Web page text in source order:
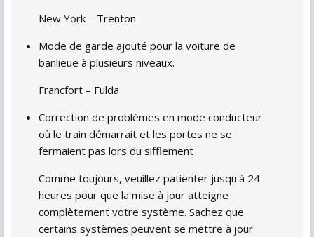
New York – Trenton
Mode de garde ajouté pour la voiture de
banlieue à plusieurs niveaux.
Francfort – Fulda
Correction de problèmes en mode conducteur
où le train démarrait et les portes ne se
fermaient pas lors du sifflement
Comme toujours, veuillez patienter jusqu'à 24
heures pour que la mise à jour atteigne
complètement votre système. Sachez que
certains systèmes peuvent se mettre à jour